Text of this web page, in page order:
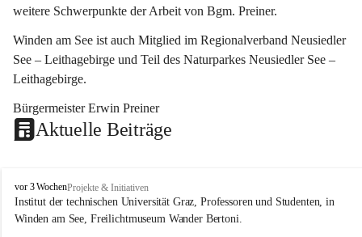
weitere Schwerpunkte der Arbeit von Bgm. Preiner.
Winden am See ist auch Mitglied im Regionalverband Neusiedler
See – Leithagebirge und Teil des Naturparkes Neusiedler See –
Leithagebirge.
Bürgermeister Erwin Preiner
Aktuelle Beiträge
W
i
n
vor 3 WochenProjekte & Initiativen
Institut der technischen Universität Graz, Professoren und Studenten, in
Winden am See, Freilichtmuseum Wander Bertoni.